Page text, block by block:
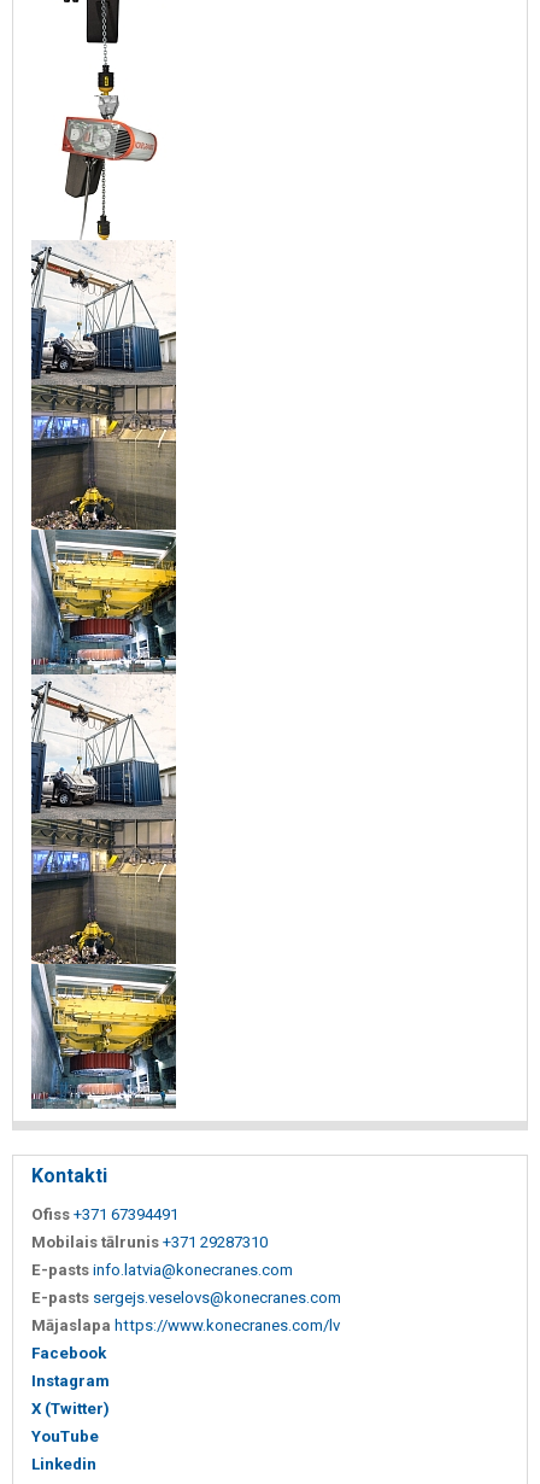
Kontakti
Ofiss +371 67394491
Mobilais tālrunis +371 29287310
E-pasts info.latvia@konecranes.com
E-pasts sergejs.veselovs@konecranes.com
Mājaslapa https://www.konecranes.com/lv
Facebook
Instagram
X (Twitter)
YouTube
Linkedin